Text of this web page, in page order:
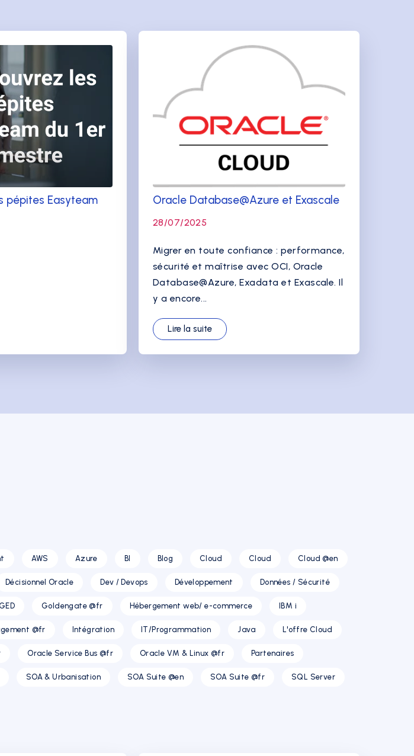
pépites Easyteam
Oracle Database@Azure et Exascale
28/07/2025
Migrer en toute confiance : performance,
sécurité et maîtrise avec OCI, Oracle
Database@Azure, Exadata et Exascale. Il
y a encore...
Lire la suite
AWS Azure BI Blog Cloud Cloud Cloud @en
Décisionnel Oracle Dev / Devops Développement Données / Sécurité
Goldengate @fr Hébergement web/ e-commerce IBM i
@fr Intégration IT/Programmation Java L'offre Cloud
Oracle Service Bus @fr Oracle VM & Linux @fr Partenaires
SOA & Urbanisation SOA Suite @en SOA Suite @fr SQL Server